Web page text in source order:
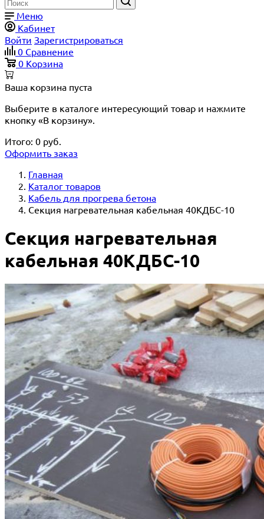
Меню
Кабинет
Войти Зарегистрироваться
0 Сравнение
0 Корзина
Ваша корзина пуста
Выберите в каталоге интересующий товар и нажмите
кнопку «В корзину».
Итого: 0 руб.
Оформить заказ
Главная
Каталог товаров
Кабель для прогрева бетона
Секция нагревательная кабельная 40КДБС-10
Секция нагревательная
кабельная 40КДБС-10